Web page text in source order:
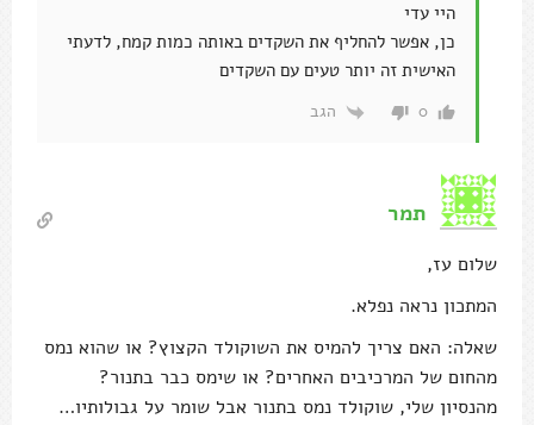
היי עדי
כן, אפשר להחליף את השקדים באותה כמות קמח, לדעתי
האישית זה יותר טעים עם השקדים
0 הגב
תמר
שלום עז,
המתכון נראה נפלא.
שאלה: האם צריך להמיס את השוקולד הקצוץ? או שהוא נמס
מהחום של המרכיבים האחרים? או שימס כבר בתנור?
מהנסיון שלי, שוקולד נמס בתנור אבל שומר על גבולותיו…